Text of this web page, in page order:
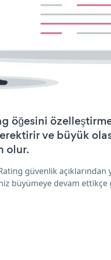
öğesini
ve büyük
olur.
güvenlik açıklarından
büyümeye devam ettikçe